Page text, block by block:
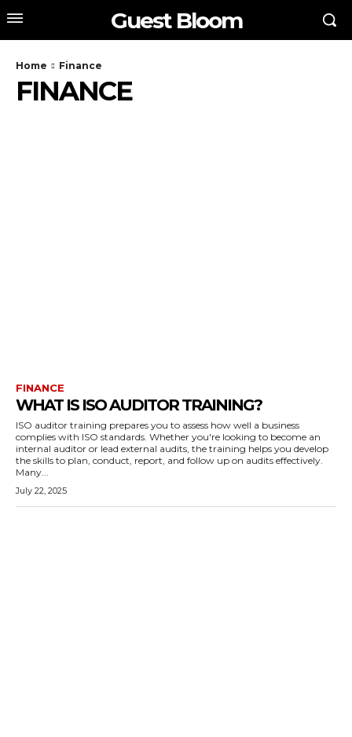
Guest Bloom
Home Finance
FINANCE
FINANCE
WHAT IS ISO AUDITOR TRAINING?
ISO auditor training prepares you to assess how well a business
complies with ISO standards. Whether you're looking to become an
internal auditor or lead external audits, the training helps you develop
the skills to plan, conduct, report, and follow up on audits effectively.
Many...
July 22, 2025